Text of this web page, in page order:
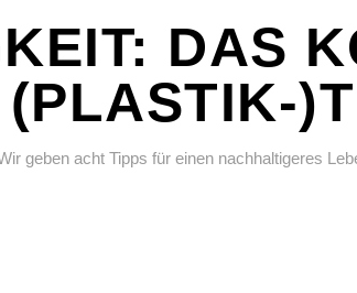
DAS
geben acht Tipps für einen nachhaltigeres